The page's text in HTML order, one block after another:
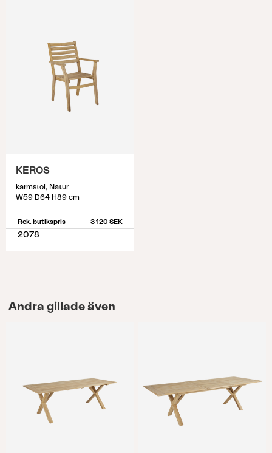
KEROS
karmstol, Natur
W59 D64 H89 cm
Rek. butikspris 3 120 SEK
2078
Andra gillade även